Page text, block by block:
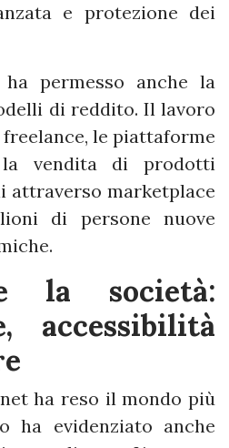
e protezione dei
permesso anche la
di reddito. Il lavoro
le piattaforme
vendita di prodotti
attraverso marketplace
di persone nuove
la società:
accessibilità
ha reso il mondo più
ha evidenziato anche